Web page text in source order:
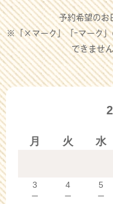
予約希望のお
※「×マーク」「-マーク」
できませ
月 火 水
3
－
4
－
5
－